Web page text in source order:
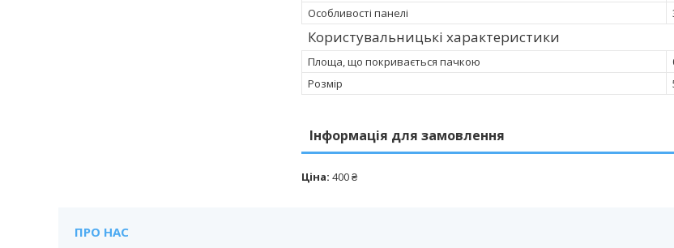
Особливості панелі
Користувальницькі характеристики
Площа, що покривається пачкою
Розмір
Інформація для замовлення
Ціна: 400 ₴
ПРО НАС